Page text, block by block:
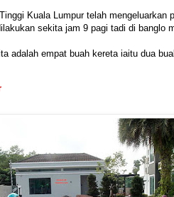
Kuala Lumpur telah mengeluarkan
sekita jam 9 pagi tadi di banglo
adalah empat buah kereta iaitu dua